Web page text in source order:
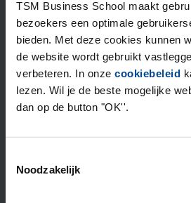
TSM Business School maakt
bezoekers een optimale
bieden. Met deze cookies kunnen
de website wordt gebruikt
verbeteren. In onze cookiebeleid
lezen. Wil je de beste mogelijke
dan op de button "OK''.
Noodzakelijk
er mensen die ondersteunen,
ondermijnen en daarmee een
hebben op de ontwikkeling van
Het tactisch omgaan met
en antagonisten op verschillende
vaardigheid die toeneemt
het begin vooral binnen de